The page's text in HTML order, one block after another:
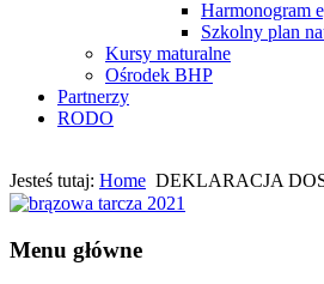
Harmonogram
Szkolny plan
Kursy maturalne
Ośrodek BHP
Partnerzy
RODO
Jesteś tutaj: Home DEKLARACJA
Menu główne